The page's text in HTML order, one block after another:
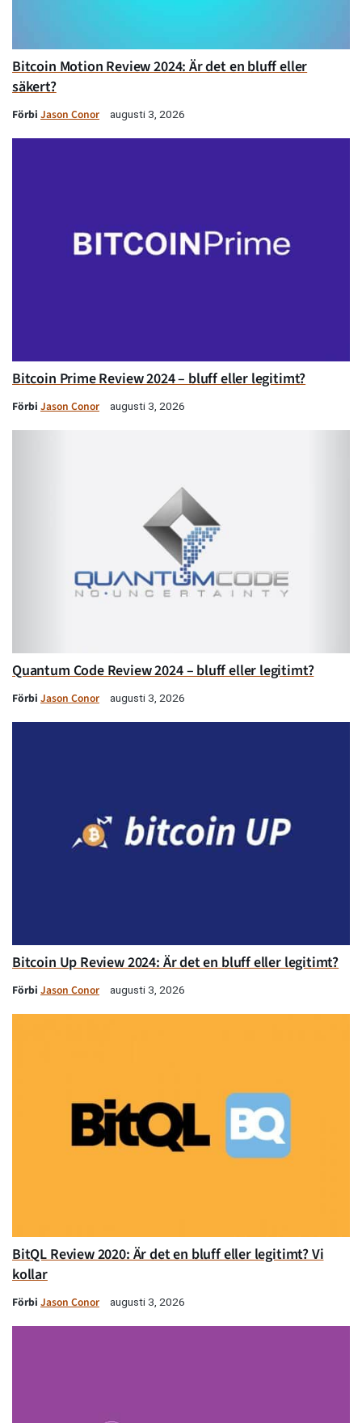
Bitcoin Motion Review 2024: Är det en bluff eller
säkert?
Förbi Jason Conor augusti 3, 2026
Bitcoin Prime Review 2024 – bluff eller legitimt?
Förbi Jason Conor augusti 3, 2026
Quantum Code Review 2024 – bluff eller legitimt?
Förbi Jason Conor augusti 3, 2026
Bitcoin Up Review 2024: Är det en bluff eller legitimt?
Förbi Jason Conor augusti 3, 2026
BitQL Review 2020: Är det en bluff eller legitimt? Vi
kollar
Förbi Jason Conor augusti 3, 2026